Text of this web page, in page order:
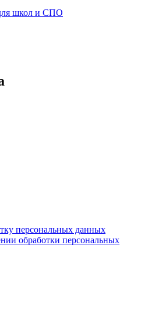
школ и СПО
персональных данных
обработки персональных